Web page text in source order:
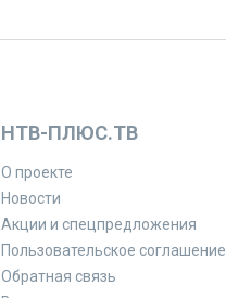
НТВ-ПЛЮС.ТВ
О проекте
Новости
Акции и спецпредложения
Пользовательское соглашение
Обратная связь